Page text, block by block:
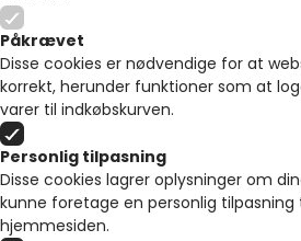
Påkrævet
Disse cookies er nødvendige for at
korrekt, herunder funktioner som at
varer til indkøbskurven.
Personlig tilpasning
Disse cookies lagrer oplysninger om
kunne foretage en personlig
hjemmesiden.